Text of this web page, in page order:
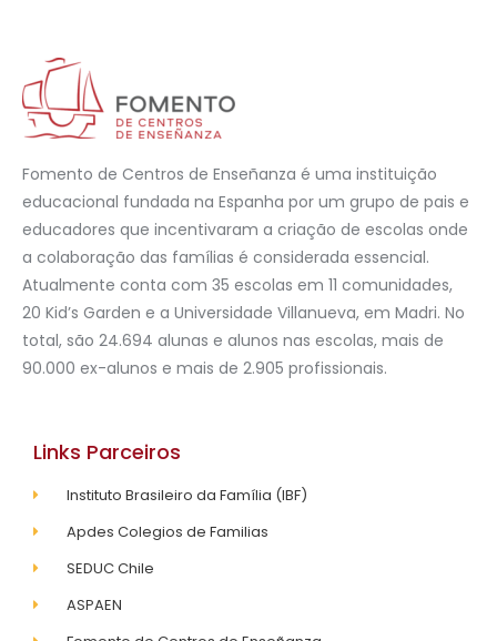
Fomento de Centros de Enseñanza é uma instituição
educacional fundada na Espanha por um grupo de pais e
educadores que incentivaram a criação de escolas onde
a colaboração das famílias é considerada essencial.
Atualmente conta com 35 escolas em 11 comunidades,
20 Kid’s Garden e a Universidade Villanueva, em Madri. No
total, são 24.694 alunas e alunos nas escolas, mais de
90.000 ex-alunos e mais de 2.905 profissionais.
Links Parceiros
Instituto Brasileiro da Família (IBF)
Apdes Colegios de Familias
SEDUC Chile
ASPAEN